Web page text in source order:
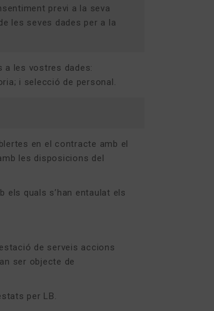
previ a la seva
les seves dades per a la
a les vostres dades:
i selecció de personal.
en el contracte amb el
les disposicions del
els quals s’han entaulat els
de serveis accions
ser objecte de
per LB.